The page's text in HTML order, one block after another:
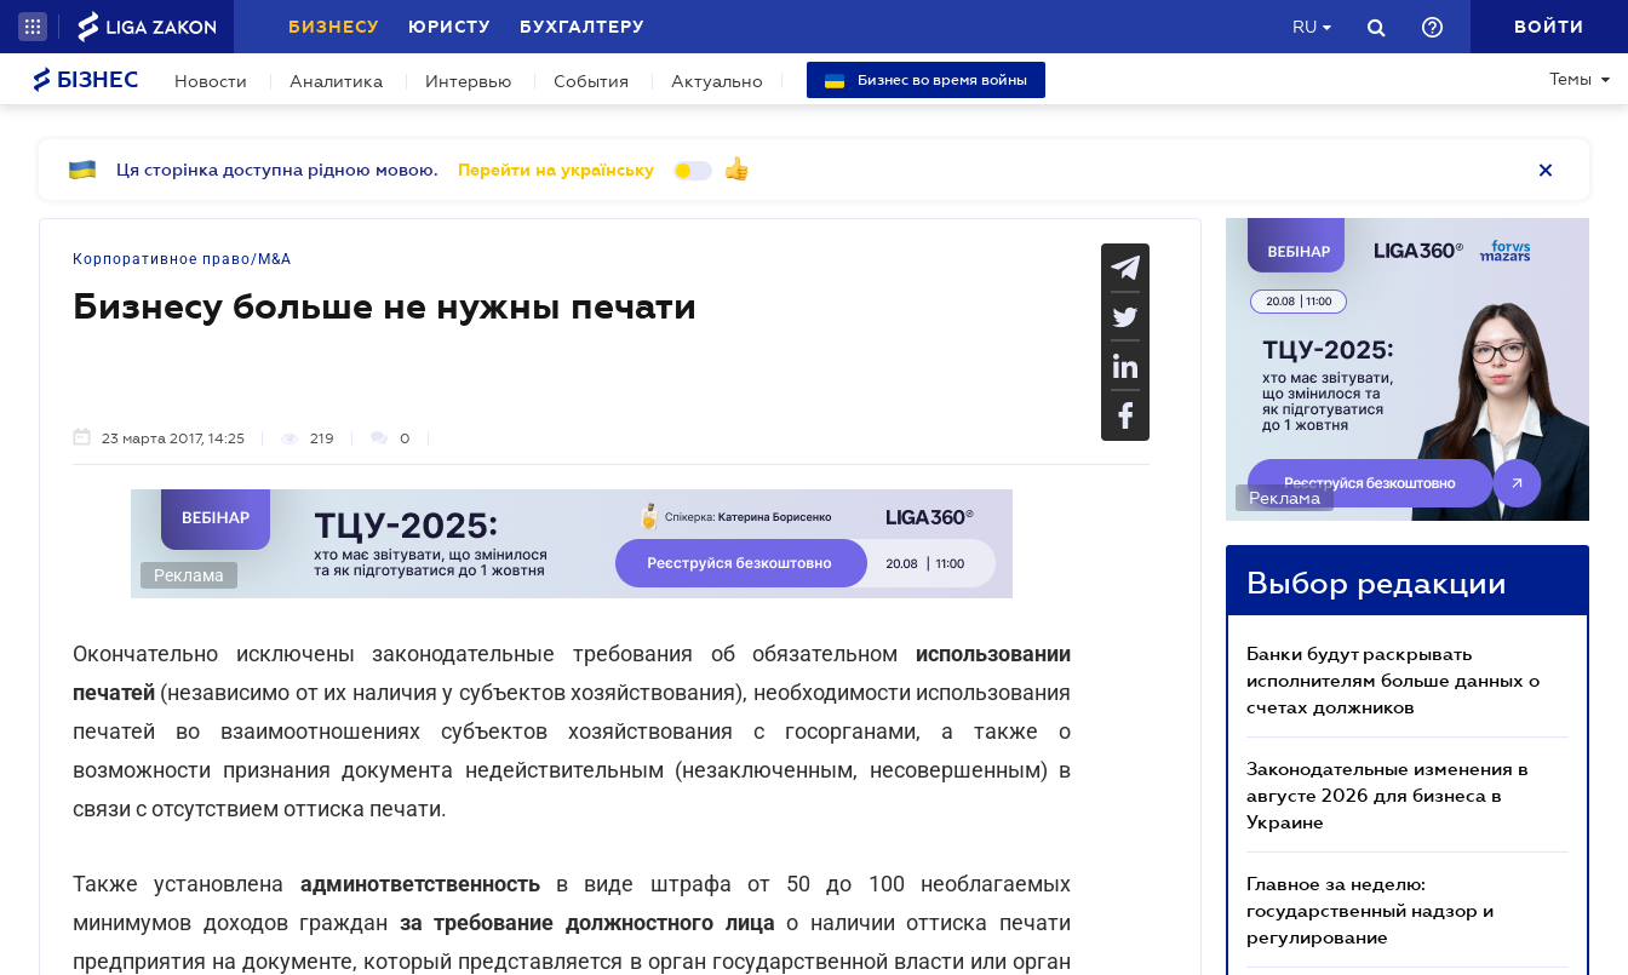
БИЗНЕСУ ЮРИСТУ БУХГАЛТЕРУ RU ВОЙТИ
БІЗНЕС Новости Аналитика Интервью События Актуально Бизнес во время войны Темы
Ця сторінка доступна рідною мовою. Перейти на українську
Корпоративное право/M&A
Бизнесу больше не нужны печати
23 марта 2017, 14:25 219 0
Реклама
Окончательно исключены законодательные требования об обязательном использовании
печатей (независимо от их наличия у субъектов хозяйствования), необходимости использования
печатей во взаимоотношениях субъектов хозяйствования с госорганами, а также о
возможности признания документа недействительным (незаключенным, несовершенным) в
связи с отсутствием оттиска печати.
Также установлена админответственностьв виде штрафа от 50 до 100 необлагаемых
минимумов доходов граждан за требование должностного лица о наличии оттиска печати
предприятия на документе, который представляется в орган государственной власти или орган
Реклама
Выбор редакции
Банки будут раскрывать
исполнителям больше данных о
счетах должников
Законодательные изменения в
августе 2026 для бизнеса в
Украине
Главное за неделю:
государственный надзор и
регулирование